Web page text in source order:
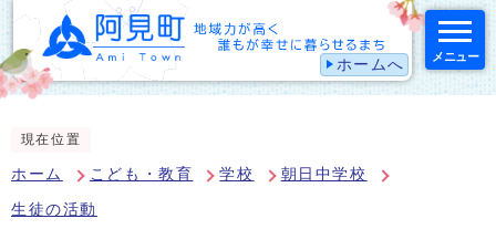
ホームへ メニュー
現在位置
ホーム こども・教育 学校 朝日中学校
生徒の活動